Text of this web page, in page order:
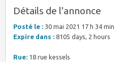
Détails de l'annonce
Posté le : 30 mai 2021 17 h 34 min
Expire dans : 8105 days, 2 hours
Rue: 18 rue kessels